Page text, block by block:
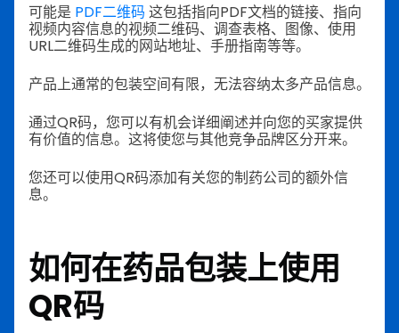
可能是 PDF二维码 这包括指向PDF文档的链接、指向
视频内容信息的视频二维码、调查表格、图像、使用
URL二维码生成的网站地址、手册指南等等。
产品上通常的包装空间有限，无法容纳太多产品信息。
通过QR码，您可以有机会详细阐述并向您的买家提供
有价值的信息。这将使您与其他竞争品牌区分开来。
您还可以使用QR码添加有关您的制药公司的额外信
息。
如何在药品包装上使用
QR码